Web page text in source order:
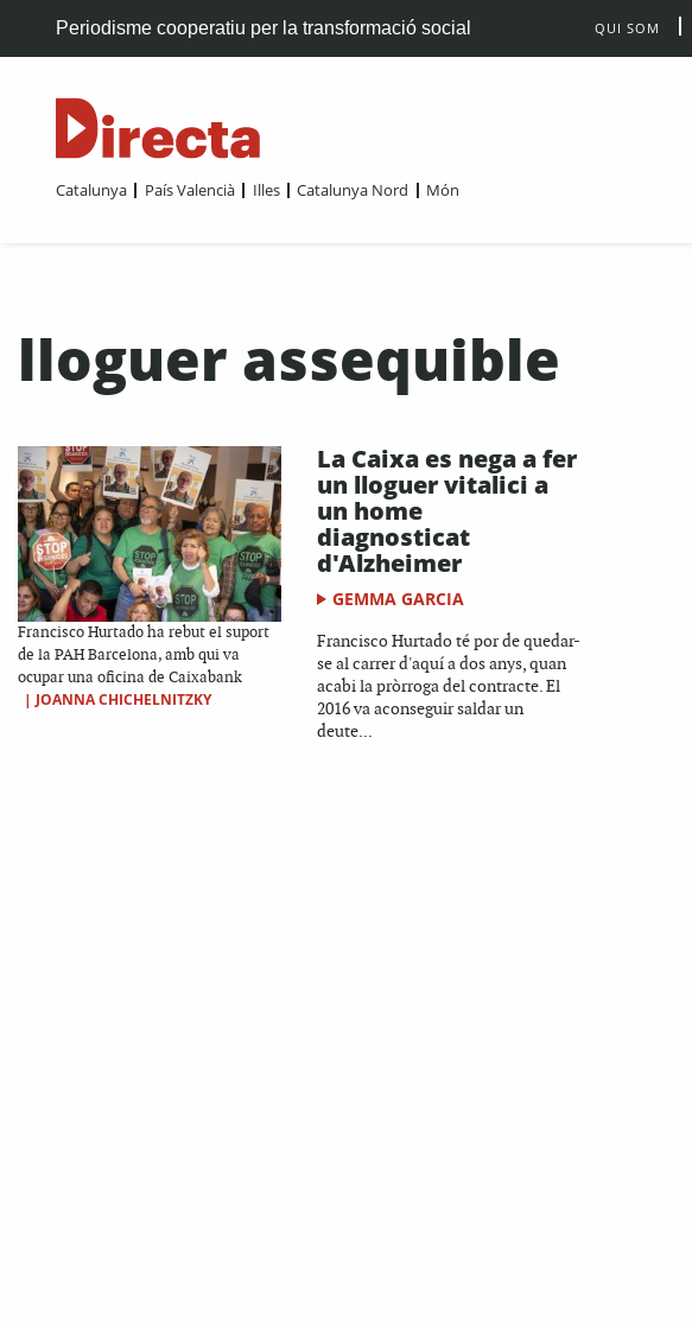
Periodisme cooperatiu per la transformació social QUI SOM
Catalunya País Valencià Illes Catalunya Nord Món
lloguer assequible
Francisco Hurtado ha rebut el suport
de la PAH Barcelona, amb qui va
ocupar una oficina de Caixabank
| JOANNA CHICHELNITZKY
La Caixa es nega a fer
un lloguer vitalici a
un home
diagnosticat
d'Alzheimer
GEMMA GARCIA
Francisco Hurtado té por de quedar-
se al carrer d'aquí a dos anys, quan
acabi la pròrroga del contracte. El
2016 va aconseguir saldar un
deute...